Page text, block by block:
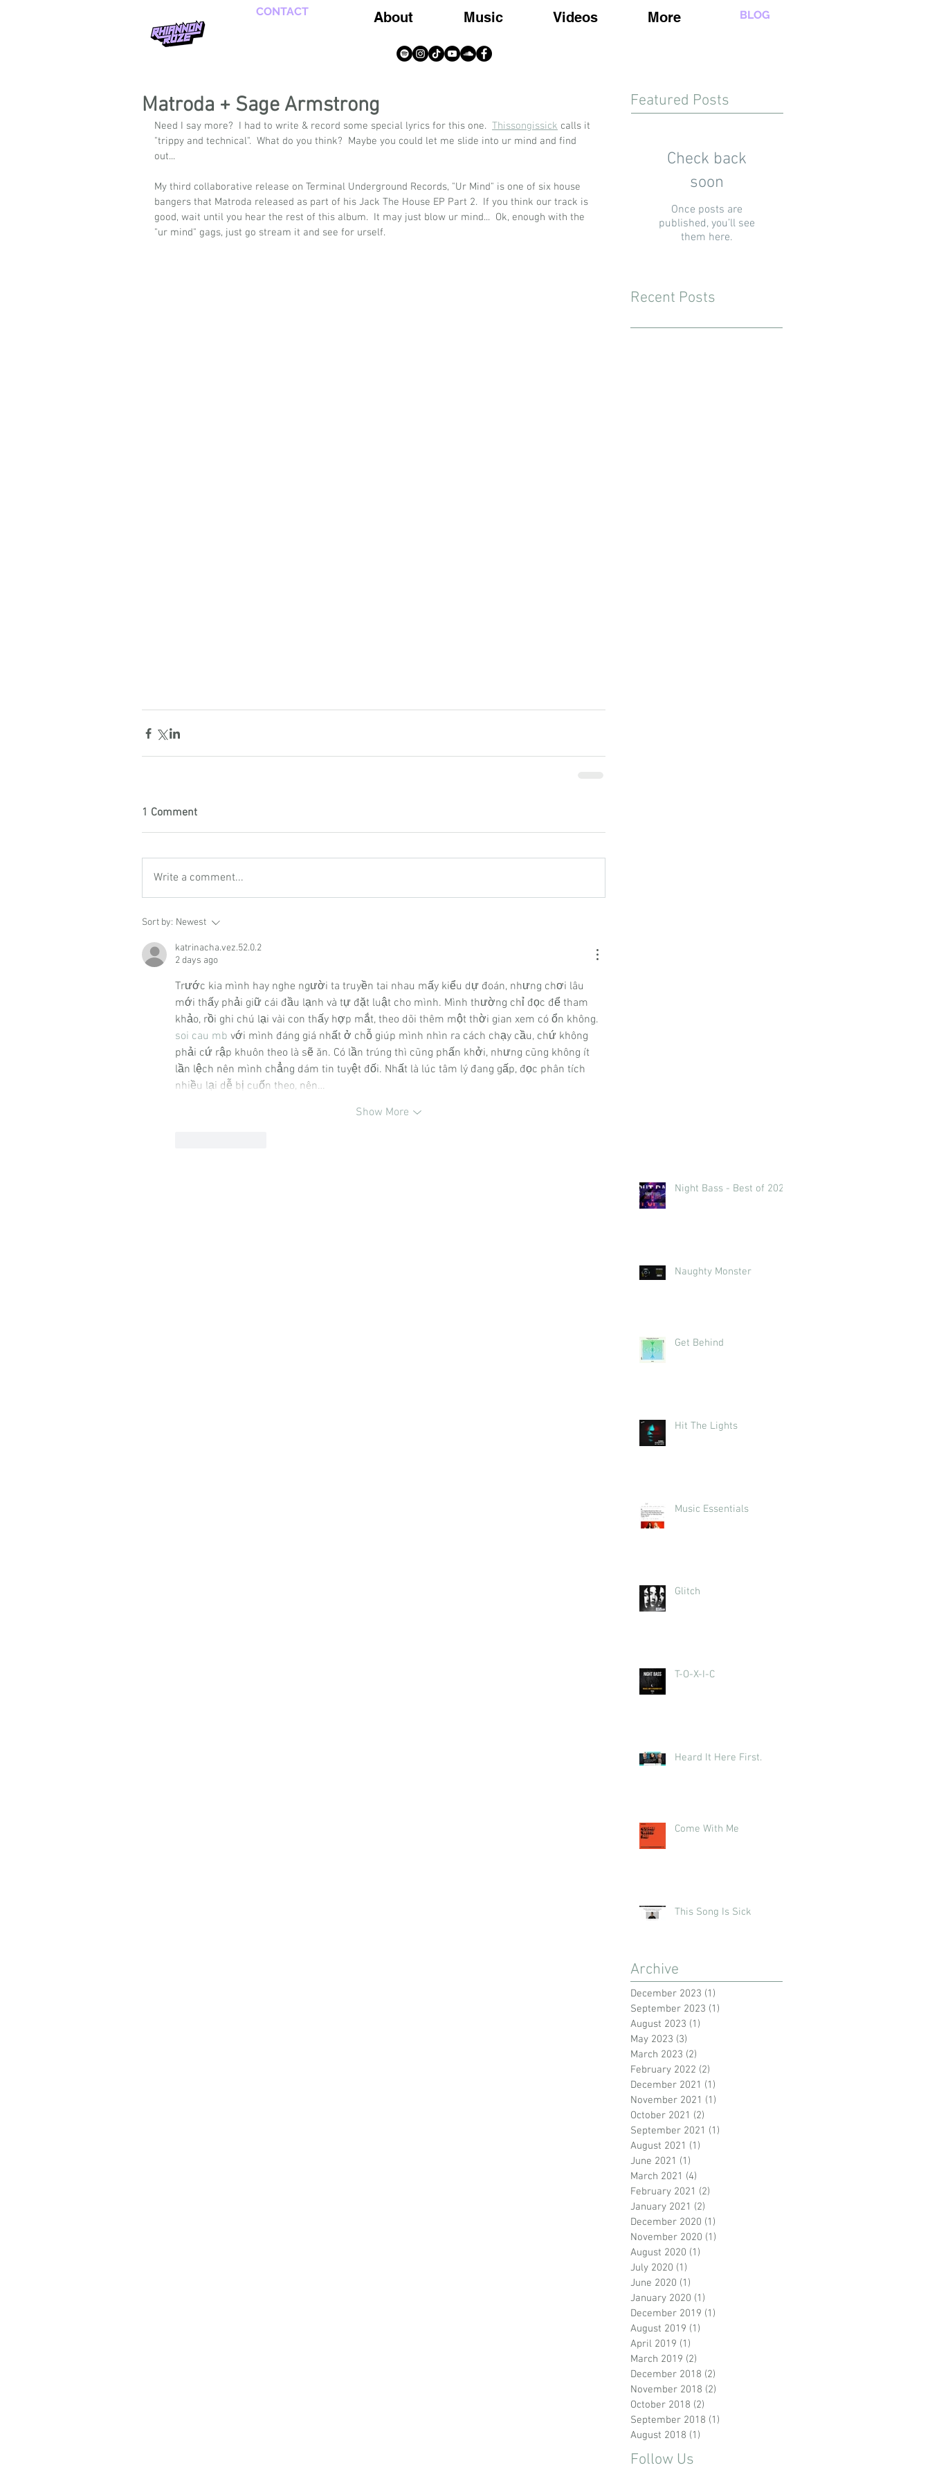
CONTACT About Music Videos More BLOG
Matroda + Sage Armstrong
Need I say more?  I had to write & record some special lyrics for this one. Thissongissick calls it
"trippy and technical".  What do you think?  Maybe you could let me slide into ur mind and find
out...
My third collaborative release on Terminal Underground Records, "Ur Mind" is one of six house
bangers that Matroda released as part of his Jack The House EP Part 2.  If you think our track is
good, wait until you hear the rest of this album.  It may just blow ur mind...  Ok, enough with the
"ur mind" gags, just go stream it and see for urself.
1 Comment
Write a comment...
Sort by: Newest
katrinacha.vez.52.0.2
2 days ago
Trước kia mình hay nghe người ta truyền tai nhau mấy kiểu dự đoán, nhưng chơi lâu
mới thấy phải giữ cái đầu lạnh và tự đặt luật cho mình. Mình thường chỉ đọc để tham
khảo, rồi ghi chú lại vài con thấy hợp mắt, theo dõi thêm một thời gian xem có ổn không.
soi cau mb với mình đáng giá nhất ở chỗ giúp mình nhìn ra cách chạy cầu, chứ không
phải cứ rập khuôn theo là sẽ ăn. Có lần trúng thì cũng phấn khởi, nhưng cũng không ít
lần lệch nên mình chẳng dám tin tuyệt đối. Nhất là lúc tâm lý đang gấp, đọc phân tích
nhiều lại dễ bị cuốn theo, nên…
Show More
Featured Posts
Check back
soon
Once posts are
published, you’ll see
them here.
Recent Posts
Night Bass - Best of 2023
Naughty Monster
Get Behind
Hit The Lights
Music Essentials
Glitch
T-O-X-I-C
Heard It Here First.
Come With Me
This Song Is Sick
Archive
December 2023 (1)
September 2023 (1)
August 2023 (1)
May 2023 (3)
March 2023 (2)
February 2022 (2)
December 2021 (1)
November 2021 (1)
October 2021 (2)
September 2021 (1)
August 2021 (1)
June 2021 (1)
March 2021 (4)
February 2021 (2)
January 2021 (2)
December 2020 (1)
November 2020 (1)
August 2020 (1)
July 2020 (1)
June 2020 (1)
January 2020 (1)
December 2019 (1)
August 2019 (1)
April 2019 (1)
March 2019 (2)
December 2018 (2)
November 2018 (2)
October 2018 (2)
September 2018 (1)
August 2018 (1)
Follow Us